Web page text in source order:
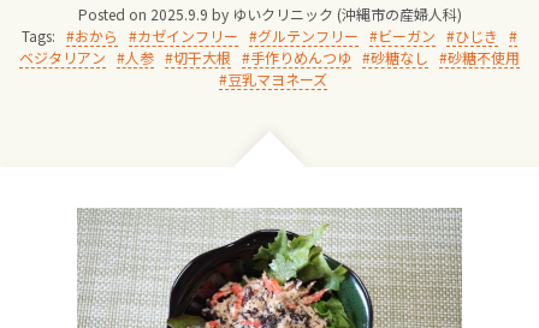
Posted on 2025.9.9 by ゆいクリニック (沖縄市の産婦人科)
Tags:
おから カゼインフリー グルテンフリー ビーガン
ひじき
ベジタリアン
人参 切干大根 手作りめんつゆ 砂糖なし
砂糖不使用
豆乳マヨネーズ
ゆいクリニックの経営理念
お産について
親と子の結びつき支援